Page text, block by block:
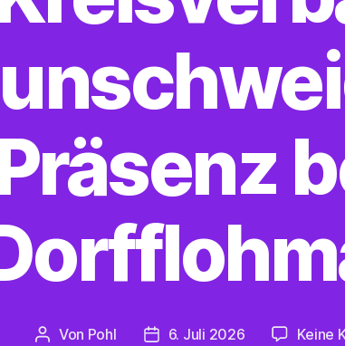
Beitragsautor
Von Pohl Beitragsdatum
6. Juli 2026 Keine